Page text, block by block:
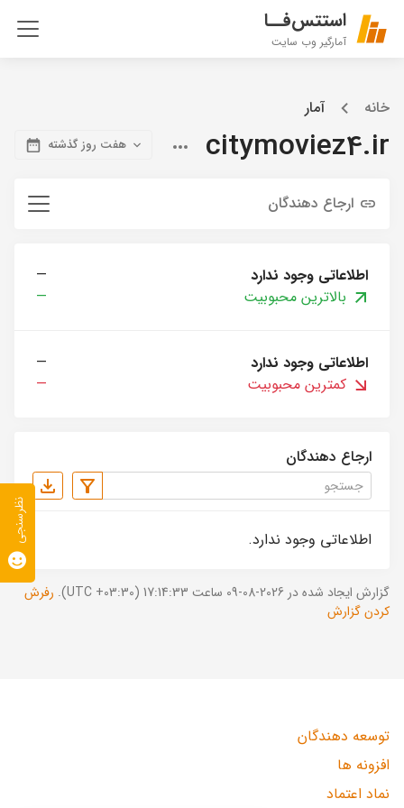
استتس‌فــا
آمارگیر وب سایت
خانه آمار
citymoviez4.ir هفت روز گذشته
ارجاع دهندگان
اطلاعاتی وجود ندارد
—
بالاترین محبوبیت
—
اطلاعاتی وجود ندارد
—
کمترین محبوبیت
—
ارجاع دهندگان
اطلاعاتی وجود ندارد.
گزارش ایجاد شده در 2026-08-09 ساعت 17:14:33 (UTC +03:30).
رفرش
کردن گزارش
توسعه دهندگان
افزونه ها
نماد اعتماد
نظرسنجی